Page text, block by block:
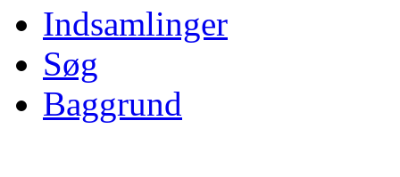
Indsamlinger
Søg
Baggrund